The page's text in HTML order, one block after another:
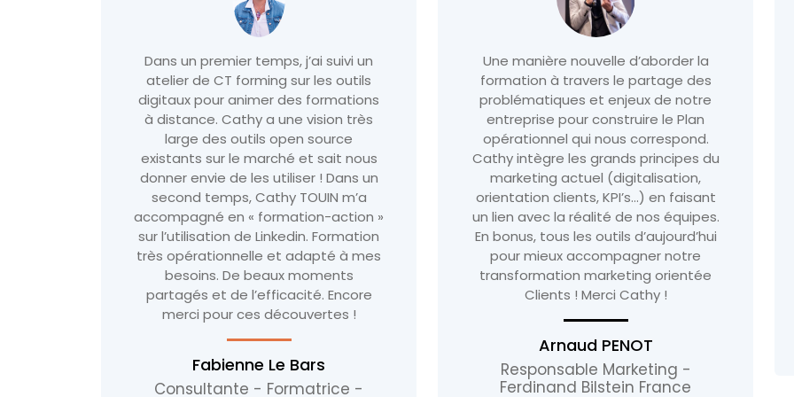
Une manière nouvelle d’aborder la
formation à travers le partage des
problématiques et enjeux de notre
entreprise pour construire le Plan
opérationnel qui nous correspond.
Cathy intègre les grands principes du
marketing actuel (digitalisation,
orientation clients, KPI’s…) en faisant
un lien avec la réalité de nos équipes.
En bonus, tous les outils d’aujourd’hui
pour mieux accompagner notre
transformation marketing orientée
Clients ! Merci Cathy !
Arnaud PENOT
Responsable Marketing -
Ferdinand Bilstein France
Cathy, "Miss LinkedIn" Vous recherchez
à progresser dans l’utilisation de
LinkedIn, je vous recommande tout
particulièrement Cathy !! Très
pédagogue, elle saura vous guider
dans l’appropriation de l’outil et vous
aidera à développer votre visibilité
professionnelle . Du partage et de la
bonne humeur rythment la formation,
un vrai talent
Lise Domingues
experte Retail